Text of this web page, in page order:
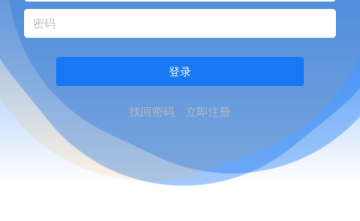
登录
找回密码 立即注册